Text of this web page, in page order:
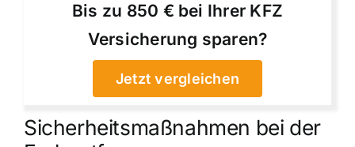
Bis zu 850 € bei Ihrer KFZ
Versicherung sparen?
Jetzt vergleichen
Sicherheitsmaßnahmen bei der